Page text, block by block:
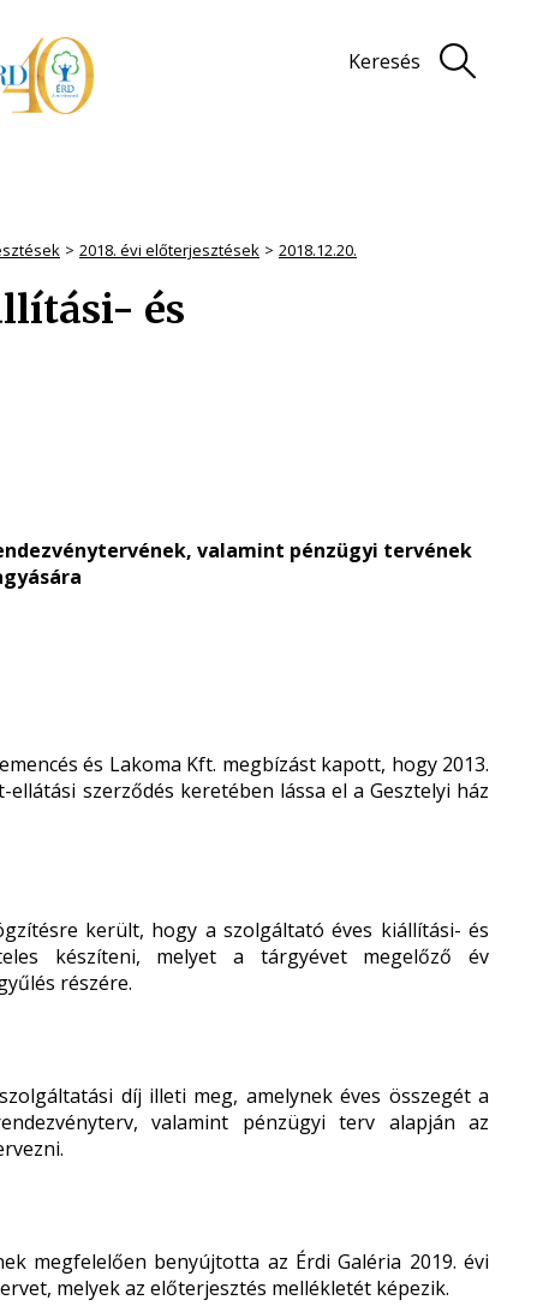
Keresés
2018. évi előterjesztések 2018.12.20.
és
valamint pénzügyi tervének
és Lakoma Kft. megbízást kapott, hogy 2013.
szerződés keretében lássa el a Gesztelyi ház
került, hogy a szolgáltató éves kiállítási- és
készíteni, melyet a tárgyévet megelőző év
részére.
díj illeti meg, amelynek éves összegét a
valamint pénzügyi terv alapján az
megfelelően benyújtotta az Érdi Galéria 2019. évi
melyek az előterjesztés mellékletét képezik.